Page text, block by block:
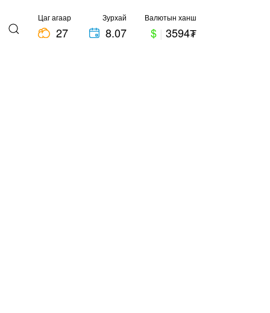
Цаг агаар
27
Зурхай
8.07
Валютын ханш
$ | 3594₮